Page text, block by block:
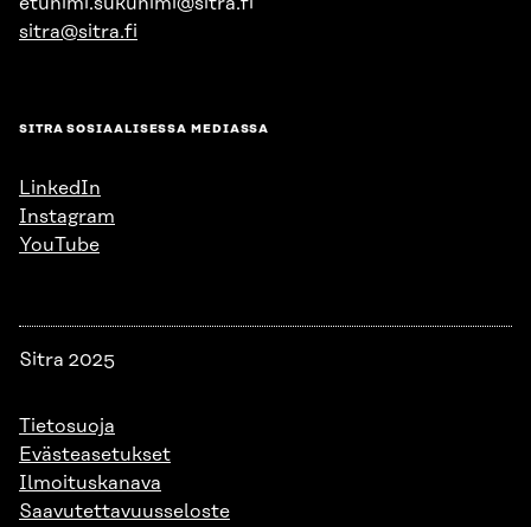
sitra@sitra.fi
SITRA SOSIAALISESSA MEDIASSA
LinkedIn
Instagram
YouTube
Sitra 2025
Tietosuoja
Evästeasetukset
Ilmoituskanava
Saavutettavuusseloste